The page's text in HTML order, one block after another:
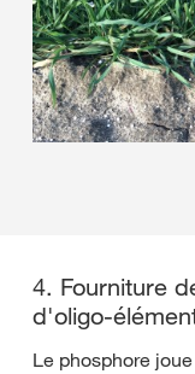
4. Fourniture
d'oligo-
Le phosphore